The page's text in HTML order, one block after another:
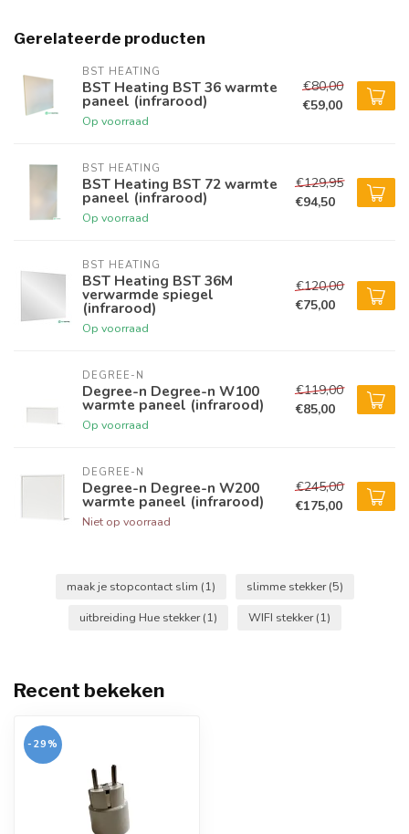
Gerelateerde producten
BST HEATING
BST Heating BST 36 warmte
paneel (infrarood)
Op voorraad
€80,00
€59,00
BST HEATING
BST Heating BST 72 warmte
paneel (infrarood)
Op voorraad
€129,95
€94,50
BST HEATING
BST Heating BST 36M
verwarmde spiegel
(infrarood)
Op voorraad
€120,00
€75,00
DEGREE-N
Degree-n Degree-n W100
warmte paneel (infrarood)
Op voorraad
€119,00
€85,00
DEGREE-N
Degree-n Degree-n W200
warmte paneel (infrarood)
Niet op voorraad
€245,00
€175,00
maak je stopcontact slim (1) slimme stekker(5)
uitbreiding Hue stekker(1) WIFI stekker(1)
Recent bekeken
-29%